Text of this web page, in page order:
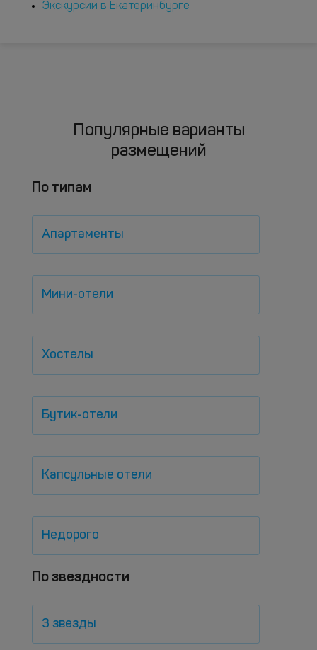
Экскурсии в Екатеринбурге
Популярные варианты
размещений
По типам
Апартаменты
Мини-отели
Хостелы
Бутик-отели
Капсульные отели
Недорого
По звездности
3 звезды